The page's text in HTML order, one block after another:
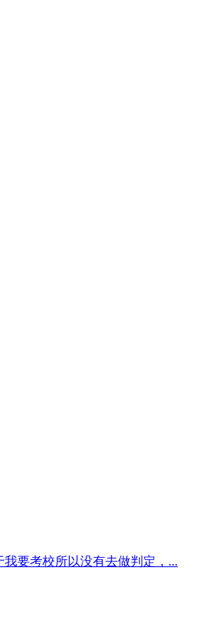
要考校所以没有去做判定，...